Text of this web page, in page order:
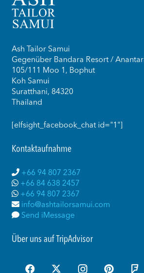
Ash Tailor Samui
Gegenüber Bandara Resort /
105/111 Moo 1, Bophut
Koh Samui
Suratthani, 84320
Thailand
[elfsight_facebook_chat id="1"]
Kontaktaufnahme
+66 94 807 2367
+66 84 638 2457
+66 94 807 2367
info@ashtailorsamui.com
Send iMessage
Über uns auf TripAdvisor